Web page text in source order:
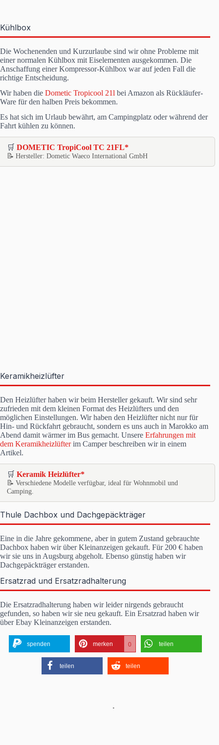
Kühlbox
Die Wochenenden und Kurzurlaube sind wir ohne Probleme mit
einer normalen Kühlbox mit Eiselementen ausgekommen. Die
Anschaffung einer Kompressor-Kühlbox war auf jeden Fall die
richtige Entscheidung.
Wir haben die Dometic Tropicool 21l bei Amazon als Rückläufer-
Ware für den halben Preis bekommen.
Es hat sich im Urlaub bewährt, am Campingplatz oder während der
Fahrt kühlen zu können.
🛒DOMETIC TropiCool TC 21FL*
📝 Hersteller: Dometic Waeco International GmbH
Keramikheizlüfter
Den Heizlüfter haben wir beim Hersteller gekauft. Wir sind sehr
zufrieden mit dem kleinen Format des Heizlüfters und den
möglichen Einstellungen. Wir haben den Heizlüfter nicht nur für
Hin- und Rückfahrt gebraucht, sondern es uns auch in Marokko am
Abend damit wärmer im Bus gemacht. Unsere Erfahrungen mit
dem Keramikheizlüfterim Camper beschreiben wir in einem
Artikel.
🛒Keramik Heizlüfter*
📝 Verschiedene Modelle verfügbar, ideal für Wohnmobil und
Camping.
Thule Dachbox und Dachgepäckträger
Eine in die Jahre gekommene, aber in gutem Zustand gebrauchte
Dachbox haben wir über Kleinanzeigen gekauft. Für 200 € haben
wir sie uns in Augsburg abgeholt. Ebenso günstig haben wir
Dachgepäckträger erstanden.
Ersatzrad und Ersatzradhalterung
Die Ersatzradhalterung haben wir leider nirgends gebraucht
gefunden, so haben wir sie neu gekauft. Ein Ersatzrad haben wir
über Ebay Kleinanzeigen erstanden.
spenden merken 0 teilen
teilen teilen